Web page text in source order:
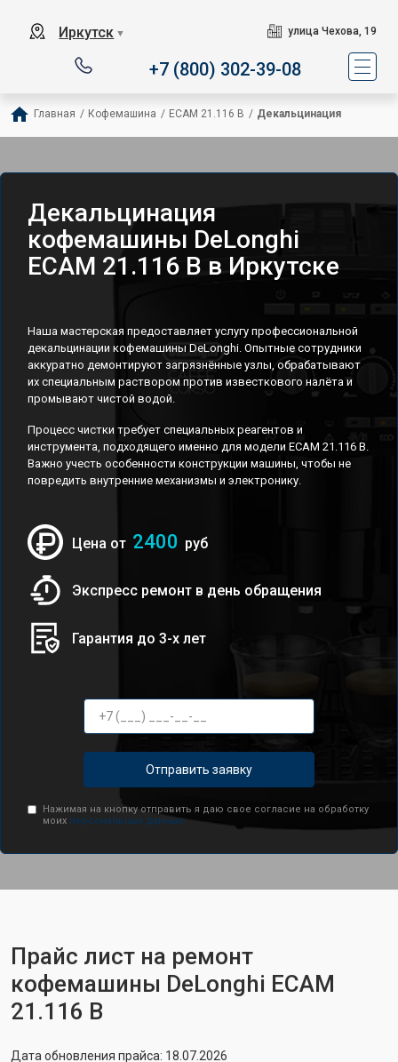
Иркутск ▼ улица Чехова, 19
+7 (800) 302-39-08
Главная / Кофемашина / ECAM 21.116 B / Декальцинация
Декальцинация
кофемашины DeLonghi
ECAM 21.116 B в Иркутске
Наша мастерская предоставляет услугу профессиональной
декальцинации кофемашины DeLonghi. Опытные сотрудники
аккуратно демонтируют загрязнённые узлы, обрабатывают
их специальным раствором против известкового налёта и
промывают чистой водой.
Процесс чистки требует специальных реагентов и
инструмента, подходящего именно для модели ECAM 21.116 B.
Важно учесть особенности конструкции машины, чтобы не
повредить внутренние механизмы и электронику.
Цена от 2400 руб
Экспресс ремонт в день обращения
Гарантия до 3-х лет
Отправить заявку
Нажимая на кнопку отправить я даю свое согласие на обработку
моих персональных данных.
Прайс лист на ремонт
кофемашины DeLonghi ECAM
21.116 B
Дата обновления прайса: 18.07.2026